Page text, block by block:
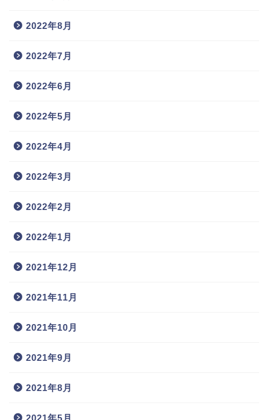
2022年8月
2022年7月
2022年6月
2022年5月
2022年4月
2022年3月
2022年2月
2022年1月
2021年12月
2021年11月
2021年10月
2021年9月
2021年8月
2021年5月